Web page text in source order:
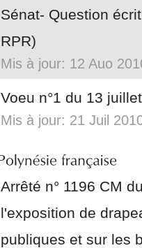
Sénat- Question
RPR)
Mis à jour: 12 Auo
Voeu n°1 du 13
Mis à jour: 21 Juil
Arrêté n° 1196 CM
l'exposition de
publiques et sur les